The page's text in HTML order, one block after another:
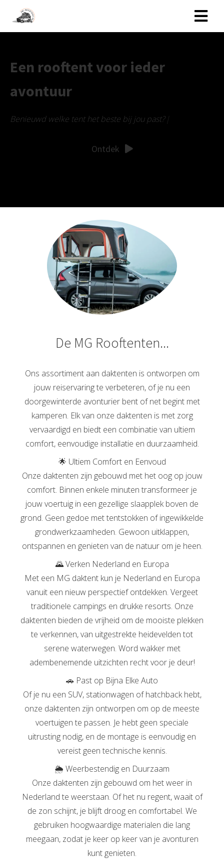
Een rooftent voor ieder
avontuur
Benieuwd welke tent het beste bij jou past?
Ontdek
De MG Rooftenten...
Ons assortiment aan daktenten is ontworpen om
jouw reiservaring te verbeteren, of je nu een
doorgewinterde avonturier bent of net begint met
kamperen. Elk van onze daktenten is met zorg
vervaardigd en biedt een combinatie van ultiem
comfort, eenvoudige installatie en duurzaamheid.
🌟 Ultiem Comfort en Eenvoud
Onze daktenten zijn gebouwd met het oog op jouw
comfort. Binnen enkele minuten transformeer je
jouw voertuig in een gezellige slaapplek boven de
grond. Geen gedoe met tentstokken of ingewikkelde
grondwerkzaamheden. Gewoon uitklappen,
ontspannen en genieten van de natuur om je heen.
🌄 Verken Nederland en Europa
Met een MG daktent kun je Nederland en Europa
vanuit een nieuw perspectief ontdekken. Vergeet
traditionele campings en drukke resorts. Onze
daktenten bieden de vrijheid om de mooiste plekken
te verkennen, van uitgestrekte heidevelden tot
serene waterwegen. Word wakker met
adembenemende uitzichten recht voor je deur!
🚗 Past op Bijna Elke Auto
Of je nu een SUV, stationwagen of hatchback hebt,
onze daktenten zijn ontworpen om op de meeste
voertuigen te passen. Je hebt geen speciale
uitrusting nodig, en de montage is eenvoudig en
vereist geen technische kennis.
🌦️ Weerbestendig en Duurzaam
Onze daktenten zijn gebouwd om het weer in
Nederland te weerstaan. Of het nu regent, waait of
de zon schijnt, je blijft droog en comfortabel. We
gebruiken hoogwaardige materialen die lang
meegaan, zodat je keer op keer van je avonturen
kunt genieten.